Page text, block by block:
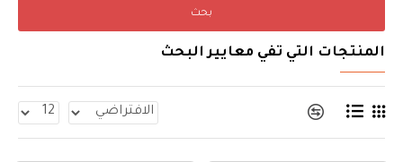
بحث
المنتجات التي تفي معايير البحث